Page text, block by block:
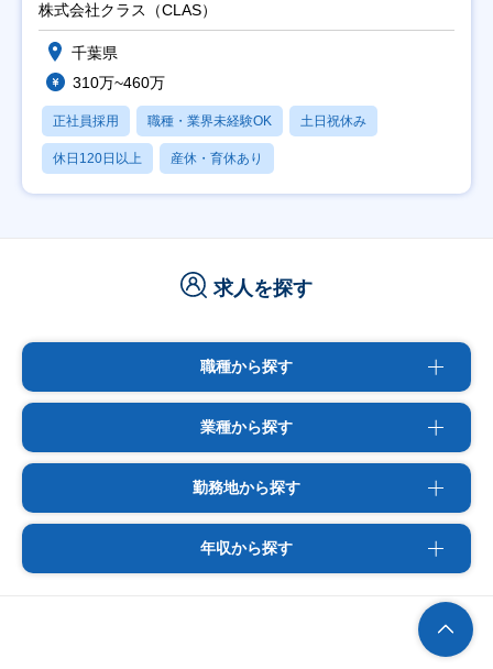
株式会社クラス（CLAS）
千葉県
310万~460万
正社員採用 職種・業界未経験OK 土日祝休み
休日120日以上 産休・育休あり
求人を探す
職種から探す
業種から探す
勤務地から探す
年収から探す